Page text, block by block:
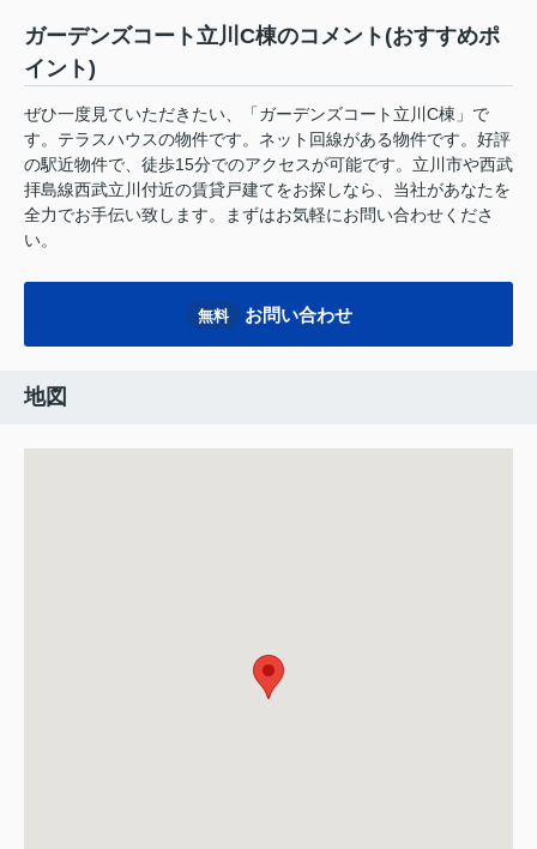
ガーデンズコート立川C棟のコメント(おすすめポ
イント)
ぜひ一度見ていただきたい、「ガーデンズコート立川C棟」で
す。テラスハウスの物件です。ネット回線がある物件です。好評
の駅近物件で、徒歩15分でのアクセスが可能です。立川市や西武
拝島線西武立川付近の賃貸戸建てをお探しなら、当社があなたを
全力でお手伝い致します。まずはお気軽にお問い合わせくださ
い。
無料 お問い合わせ
地図